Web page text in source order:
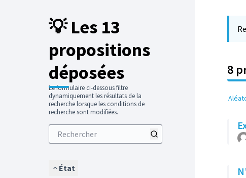
💡 Les 13
propositions
déposées
Le formulaire ci-dessous filtre
dynamiquement les résultats de la
recherche lorsque les conditions de
recherche sont modifiées.
État
8